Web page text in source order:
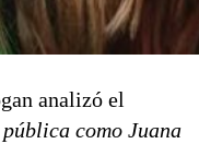
analizó el
como Juana